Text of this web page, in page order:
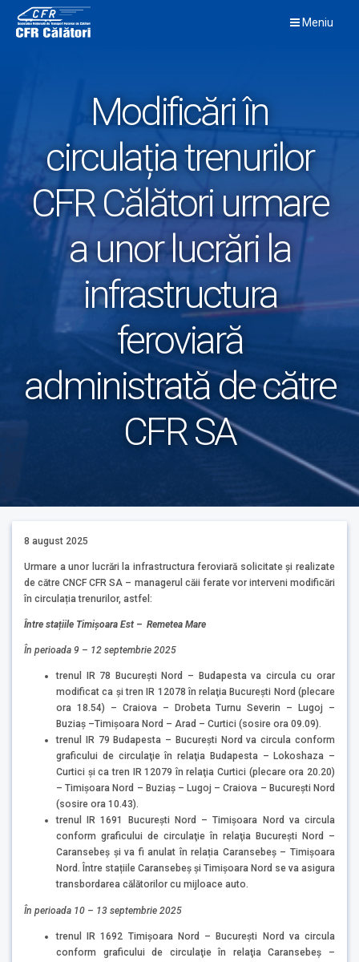
content
Meniu
Modificări în
circulația trenurilor
CFR Călători urmare
a unor lucrări la
infrastructura
feroviară
administrată de către
CFR SA
8 august 2025
Urmare a unor lucrări la infrastructura feroviară solicitate și realizate
de către CNCF CFR SA – managerul căii ferate vor interveni modificări
în circulația trenurilor, astfel:
Între stațiile Timișoara Est – Remetea Mare
În perioada 9 – 12 septembrie 2025
trenul IR 78 București Nord – Budapesta va circula cu orar
modificat ca şi tren IR 12078 în relaţia București Nord (plecare
ora 18.54) – Craiova – Drobeta Turnu Severin – Lugoj –
Buziaș –Timișoara Nord – Arad – Curtici (sosire ora 09.09).
trenul IR 79 Budapesta – București Nord va circula conform
graficului de circulaţie în relaţia Budapesta – Lokoshaza –
Curtici şi ca tren IR 12079 în relaţia Curtici (plecare ora 20.20)
– Timișoara Nord – Buziaș – Lugoj – Craiova – București Nord
(sosire ora 10.43).
trenul IR 1691 București Nord – Timișoara Nord va circula
conform graficului de circulaţie în relaţia București Nord –
Caransebeș și va fi anulat în relația Caransebeș – Timișoara
Nord. Între stațiile Caransebeș și Timișoara Nord se va asigura
transbordarea călătorilor cu mijloace auto.
În perioada 10 – 13 septembrie 2025
trenul IR 1692 Timișoara Nord – București Nord va circula
conform graficului de circulaţie în relaţia Caransebeș –